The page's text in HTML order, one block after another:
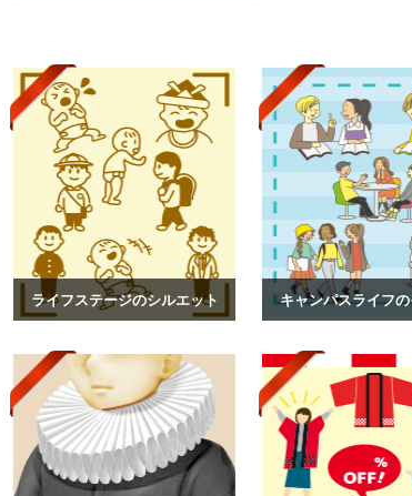
ライフステージのシルエット キャンパスライフ